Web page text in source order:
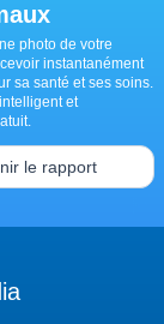
photo de votre
instantanément
sa santé et ses soins.
et
le rapport